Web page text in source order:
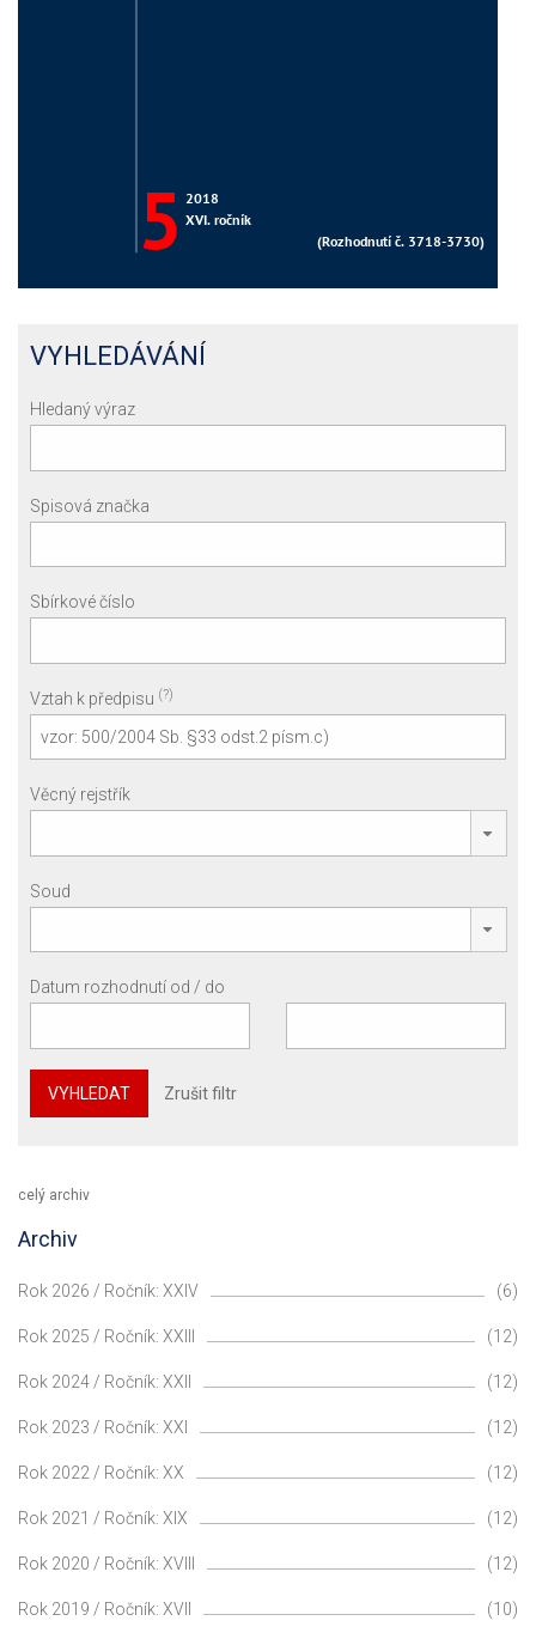
VYHLEDÁVÁNÍ
Hledaný výraz
Spisová značka
Sbírkové číslo
Vztah k předpisu (?)
Věcný rejstřík
Soud
Datum rozhodnutí od / do
VYHLEDAT Zrušit filtr
celý archiv
Archiv
Rok 2026 / Ročník: XXIV (6)
Rok 2025 / Ročník: XXIII (12)
Rok 2024 / Ročník: XXII (12)
Rok 2023 / Ročník: XXI (12)
Rok 2022 / Ročník: XX (12)
Rok 2021 / Ročník: XIX (12)
Rok 2020 / Ročník: XVIII (12)
Rok 2019 / Ročník: XVII (10)